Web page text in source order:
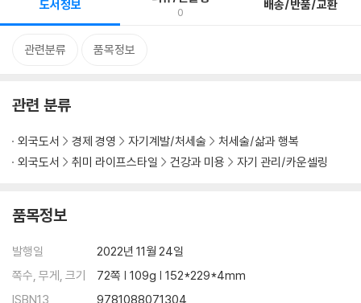
도서정보 0 배송/반품/교환
관련분류 품목정보
관련 분류
외국도서 경제 경영 자기계발/처세술
처세술/삶과 행복
외국도서
취미 라이프스타일 건강과 미용 자기 관리/카운셀링
품목정보
발행일
2022년 11월 24일
쪽수, 무게, 크기
72쪽 | 109g | 152*229*4mm
ISBN13
9781088071304